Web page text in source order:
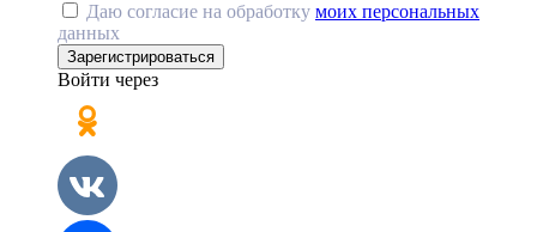
Даю согласие на обработку моих персональных
данных
Зарегистрироваться
Войти через